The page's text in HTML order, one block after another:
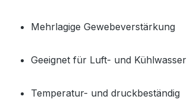
Mehrlagige Gewebeverstärkung
Geeignet für Luft- und Kühlwasser
Temperatur- und druckbeständig